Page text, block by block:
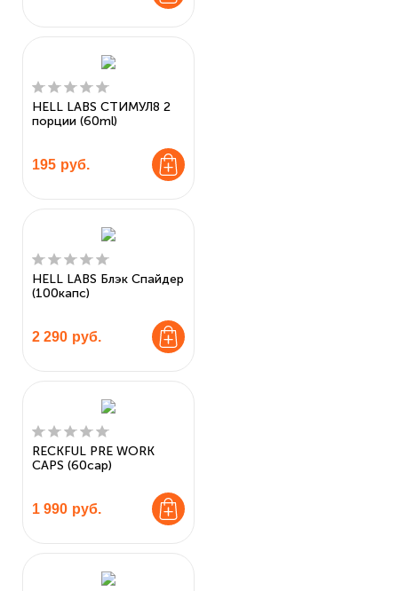
HELL LABS СТИМУЛ8 2
порции (60ml)
195 руб.
HELL LABS Блэк Спайдер
(100капс)
2 290 руб.
RECKFUL PRE WORK
CAPS (60cap)
1 990 руб.